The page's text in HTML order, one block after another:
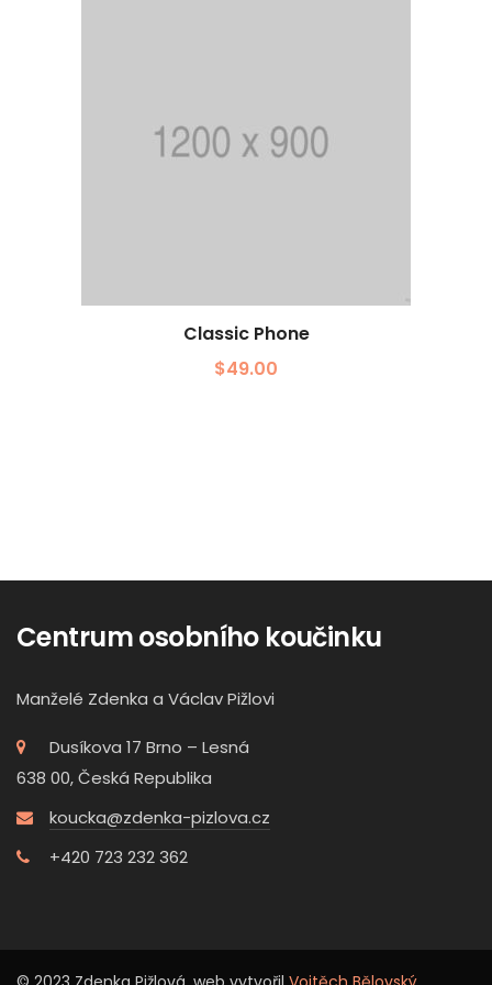
Classic Phone
$49.00
Centrum osobního koučinku
Manželé Zdenka a Václav Pižlovi
Dusíkova 17 Brno – Lesná
638 00, Česká Republika
koucka@zdenka-pizlova.cz
+420 723 232 362